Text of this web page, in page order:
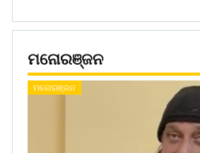
ମନୋରଞ୍ଜନ
ମନୋରଞ୍ଜନ